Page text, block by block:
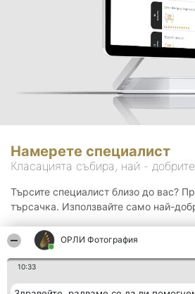
ОРЛИ Фотография
10:33
Намерете специалист
Класацията събира, най -
Търсите специалист близо до вас?
търсачка. Използвайте само най-